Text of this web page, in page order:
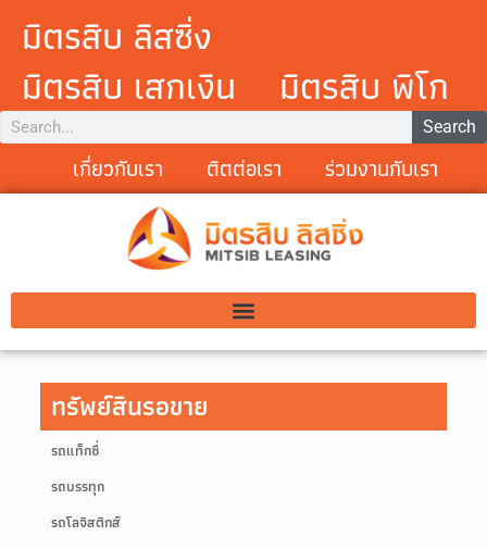
มิตรสิบ ลิสซิ่ง
มิตรสิบ เสกเงิน
มิตรสิบ พิโก
Search
เกี่ยวกับเรา ติตต่อเรา ร่วมงานกับเรา
ทรัพย์สินรอขาย
รถแท็กซี่
รถบรรทุก
รถโลจิสติกส์